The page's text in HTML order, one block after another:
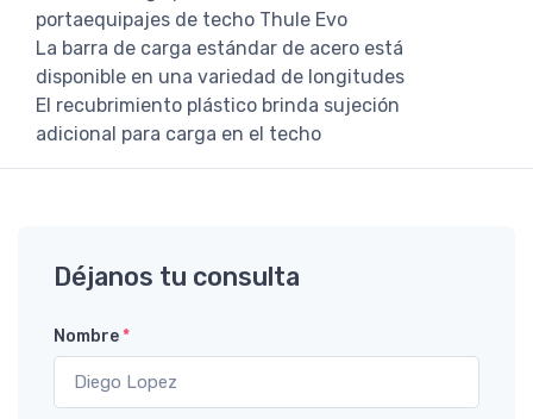
portaequipajes de techo Thule Evo
La barra de carga estándar de acero está
disponible en una variedad de longitudes
El recubrimiento plástico brinda sujeción
adicional para carga en el techo
Déjanos tu consulta
Nombre*